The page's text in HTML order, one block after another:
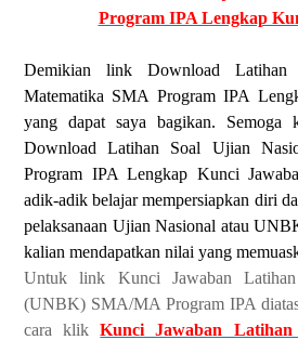
Program IPA Lengkap
Demikian link Download
Matematika SMA Program IPA
yang dapat saya bagikan. Semoga
Download Latihan Soal Ujian
Program IPA Lengkap Kunci
adik-adik belajar mempersiapkan diri
pelaksanaan Ujian Nasional atau
kalian mendapatkan nilai yang
Untuk link Kunci Jawaban
(UNBK) SMA/MA Program IPA
cara klikKunci Jawaban